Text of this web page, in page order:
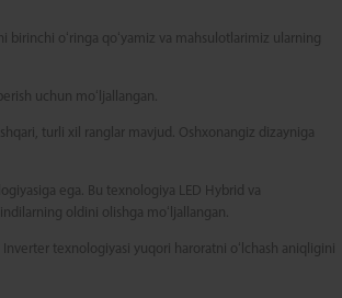
oʻringa qoʻyamiz va mahsulotlarimiz ularning
uchun moʻljallangan.
turli xil ranglar mavjud. Oshxonangiz dizayniga
ega. Bu texnologiya LED Hybrid va
oldini olishga moʻljallangan.
texnologiyasi yuqori haroratni oʻlchash aniqligini